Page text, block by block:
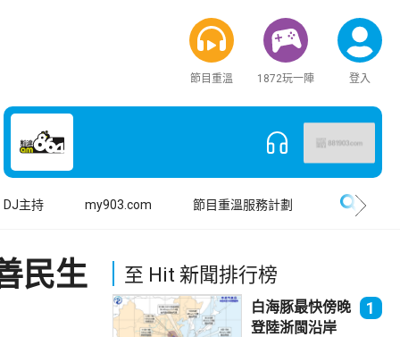
節目重溫 1872玩一陣 登入
DJ主持 my903.com 節目重溫服務計劃
民生 至 Hit 新聞排行榜
白海豚最快傍晚
登陸浙閩沿岸
1